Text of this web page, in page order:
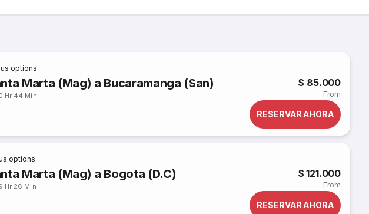
options
Marta (Mag) a Bucaramanga (San)
Hr 44 Min
$ 85.000
From
RESERVAR AHORA
options
Marta (Mag) a Bogota (D.C)
Hr 26 Min
$ 121.000
From
RESERVAR AHORA